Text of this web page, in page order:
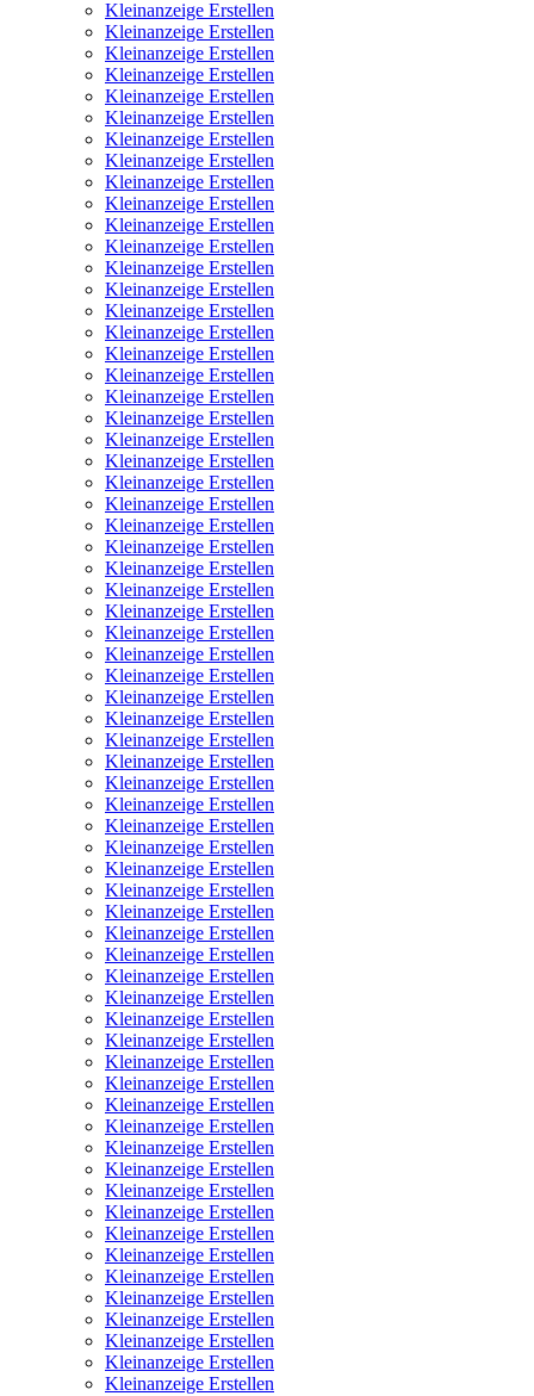
Kleinanzeige Erstellen
Kleinanzeige Erstellen
Kleinanzeige Erstellen
Kleinanzeige Erstellen
Kleinanzeige Erstellen
Kleinanzeige Erstellen
Kleinanzeige Erstellen
Kleinanzeige Erstellen
Kleinanzeige Erstellen
Kleinanzeige Erstellen
Kleinanzeige Erstellen
Kleinanzeige Erstellen
Kleinanzeige Erstellen
Kleinanzeige Erstellen
Kleinanzeige Erstellen
Kleinanzeige Erstellen
Kleinanzeige Erstellen
Kleinanzeige Erstellen
Kleinanzeige Erstellen
Kleinanzeige Erstellen
Kleinanzeige Erstellen
Kleinanzeige Erstellen
Kleinanzeige Erstellen
Kleinanzeige Erstellen
Kleinanzeige Erstellen
Kleinanzeige Erstellen
Kleinanzeige Erstellen
Kleinanzeige Erstellen
Kleinanzeige Erstellen
Kleinanzeige Erstellen
Kleinanzeige Erstellen
Kleinanzeige Erstellen
Kleinanzeige Erstellen
Kleinanzeige Erstellen
Kleinanzeige Erstellen
Kleinanzeige Erstellen
Kleinanzeige Erstellen
Kleinanzeige Erstellen
Kleinanzeige Erstellen
Kleinanzeige Erstellen
Kleinanzeige Erstellen
Kleinanzeige Erstellen
Kleinanzeige Erstellen
Kleinanzeige Erstellen
Kleinanzeige Erstellen
Kleinanzeige Erstellen
Kleinanzeige Erstellen
Kleinanzeige Erstellen
Kleinanzeige Erstellen
Kleinanzeige Erstellen
Kleinanzeige Erstellen
Kleinanzeige Erstellen
Kleinanzeige Erstellen
Kleinanzeige Erstellen
Kleinanzeige Erstellen
Kleinanzeige Erstellen
Kleinanzeige Erstellen
Kleinanzeige Erstellen
Kleinanzeige Erstellen
Kleinanzeige Erstellen
Kleinanzeige Erstellen
Kleinanzeige Erstellen
Kleinanzeige Erstellen
Kleinanzeige Erstellen
Kleinanzeige Erstellen